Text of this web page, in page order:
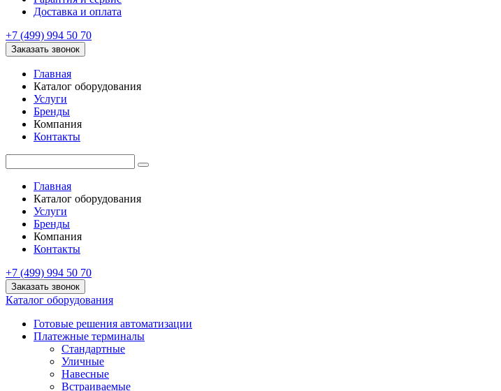
Доставка и оплата
+7 (499) 994 50 70
Заказать звонок
Главная
Каталог оборудования
Услуги
Бренды
Компания
Контакты
Главная
Каталог оборудования
Услуги
Бренды
Компания
Контакты
+7 (499) 994 50 70
Заказать звонок
Каталог оборудования
Готовые решения автоматизации
Платежные терминалы
Стандартные
Уличные
Навесные
Встраиваемые